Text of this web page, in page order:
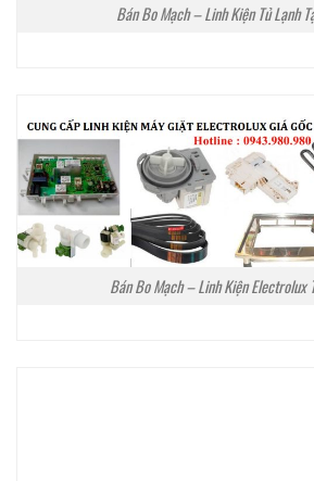
Bán Bo Mạch – Linh Kiện Tủ Lạnh
Bán Bo Mạch – Linh Kiện Electrolux